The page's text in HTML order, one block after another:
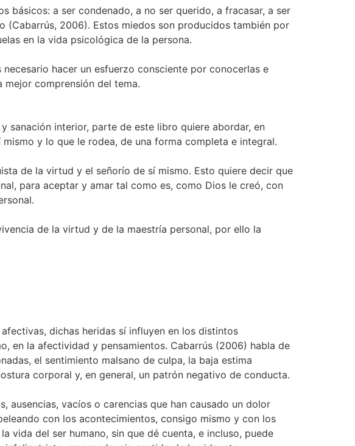
básicos: a ser condenado, a no ser querido, a fracasar, a ser
(Cabarrús, 2006). Estos miedos son producidos también por
en la vida psicológica de la persona.
hacer un esfuerzo consciente por conocerlas e
mejor comprensión del tema.
sanación interior, parte de este libro quiere abordar, en
y lo que le rodea, de una forma completa e integral.
de la virtud y el señorío de sí mismo. Esto quiere decir que
para aceptar y amar tal como es, como Dios le creó, con
de la virtud y de la maestría personal, por ello la
dichas heridas sí influyen en los distintos
en la afectividad y pensamientos. Cabarrús (2006) habla de
el sentimiento malsano de culpa, la baja estima
corporal y, en general, un patrón negativo de conducta.
ausencias, vacíos o carencias que han causado un dolor
con los acontecimientos, consigo mismo y con los
vida del ser humano, sin que dé cuenta, e incluso, puede